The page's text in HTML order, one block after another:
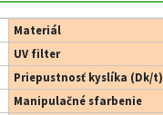
Materiál
UV filter
Priepustnosť kyslíka (Dk/t)
Manipulačné sfarbenie